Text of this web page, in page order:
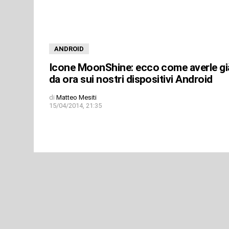
ANDROID
Icone MoonShine: ecco come averle
da ora sui nostri dispositivi Android
di Matteo Mesiti
15/04/2014, 21:35